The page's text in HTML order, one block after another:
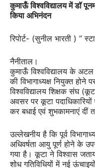
कुमाऊँ विश्वविद्यालय में डॉ
किया अभिनंदन
रिपोर्ट- (सुनील भारती ) ”
नैनीताल।
कुमाऊँ विश्वविद्यालय के
की विभागाध्यक्ष नियुक्त
विश्वविद्यालय शिक्षक संघ
अवसर पर कूटा
कर बधाई एवं शुभकामनाएं दीं
उल्लेखनीय है कि पूर्व
अधिवर्षता आयु पूर्ण होने के
गया है। कूटा ने विश्वास
शोध गतिविधियों में नई